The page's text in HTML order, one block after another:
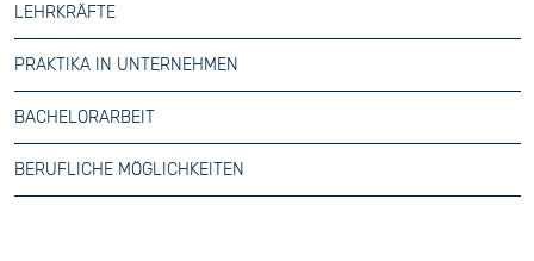
LEHRKRÄFTE
PRAKTIKA IN UNTERNEHMEN
BACHELORARBEIT
BERUFLICHE MÖGLICHKEITEN